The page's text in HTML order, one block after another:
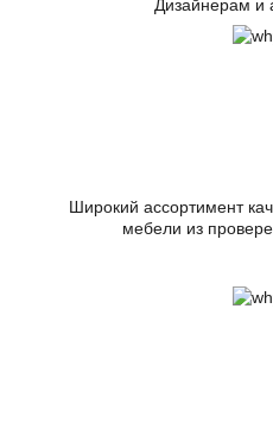
Дизайнерам и
Широкий ассортимент
мебели из